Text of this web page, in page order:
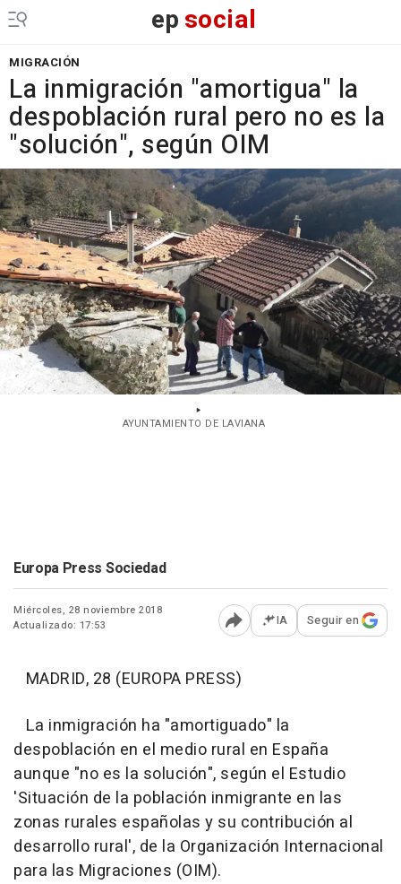
epsocial
MIGRACIÓN
La inmigración "amortigua" la
despoblación rural pero no es la
"solución", según OIM
AYUNTAMIENTO DE LAVIANA
Europa Press Sociedad
Miércoles, 28 noviembre 2018
Actualizado: 17:53
Abrir opciones para
IA Seguir en
MADRID, 28 (EUROPA PRESS)
La inmigración ha "amortiguado" la
despoblación en el medio rural en España
aunque "no es la solución", según el Estudio
'Situación de la población inmigrante en las
zonas rurales españolas y su contribución al
desarrollo rural', de la Organización Internacional
para las Migraciones (OIM).